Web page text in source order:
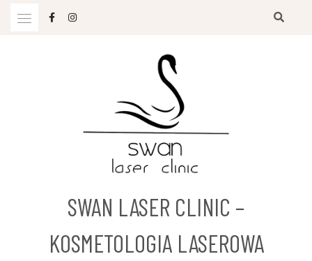
SWAN LASER CLINIC –
KOSMETOLOGIA LASEROWA